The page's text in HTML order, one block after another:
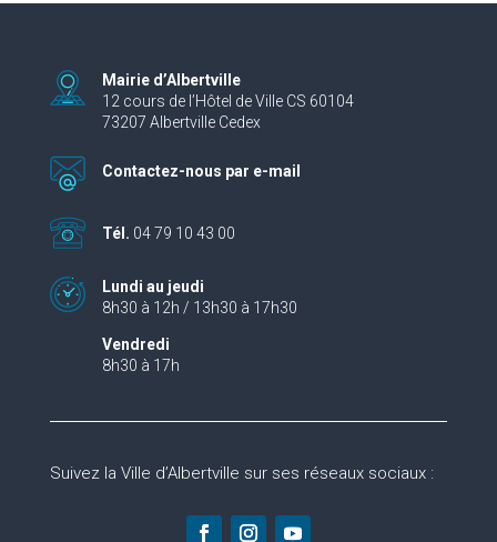
Mairie d’Albertville
12 cours de l’Hôtel de Ville CS 60104
73207 Albertville Cedex
Contactez-nous par e-mail
Tél. 04 79 10 43 00
Lundi au jeudi
8h30 à 12h / 13h30 à 17h30
Vendredi
8h30 à 17h
Suivez la Ville d’Albertville sur ses réseaux sociaux :